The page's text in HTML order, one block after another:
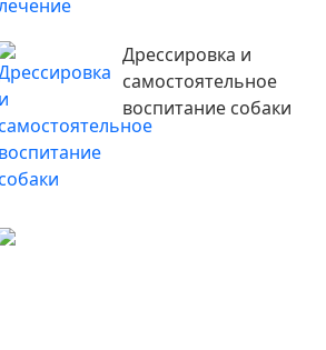
Дрессировка и
самостоятельное
воспитание собаки